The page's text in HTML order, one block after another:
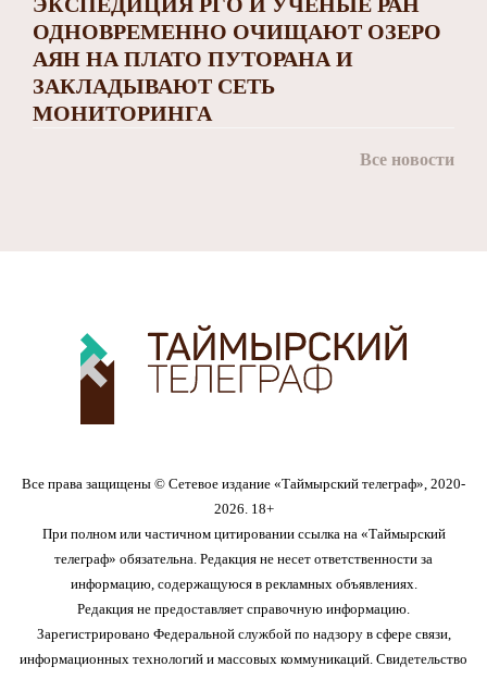
ОДНОВРЕМЕННО ОЧИЩАЮТ ОЗЕРО
АЯН НА ПЛАТО ПУТОРАНА И
ЗАКЛАДЫВАЮТ СЕТЬ
МОНИТОРИНГА
Все новости
Все права защищены © Сетевое издание «Таймырский телеграф», 2020-
2026. 18+
При полном или частичном цитировании ссылка на «Таймырский
телеграф» обязательна. Редакция не несет ответственности за
информацию, содержащуюся в рекламных объявлениях.
Редакция не предоставляет справочную информацию.
Зарегистрировано Федеральной службой по надзору в сфере связи,
информационных технологий и массовых коммуникаций. Свидетельство